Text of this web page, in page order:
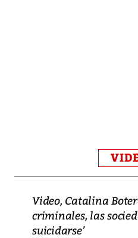
Video, Catalina
criminales, las
suicidarse’